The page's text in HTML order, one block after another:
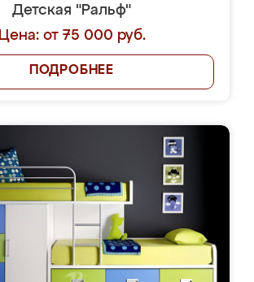
Детская "Ральф"
Цена: от 75 000 руб.
ПОДРОБНЕЕ